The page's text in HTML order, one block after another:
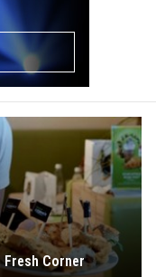
Corner